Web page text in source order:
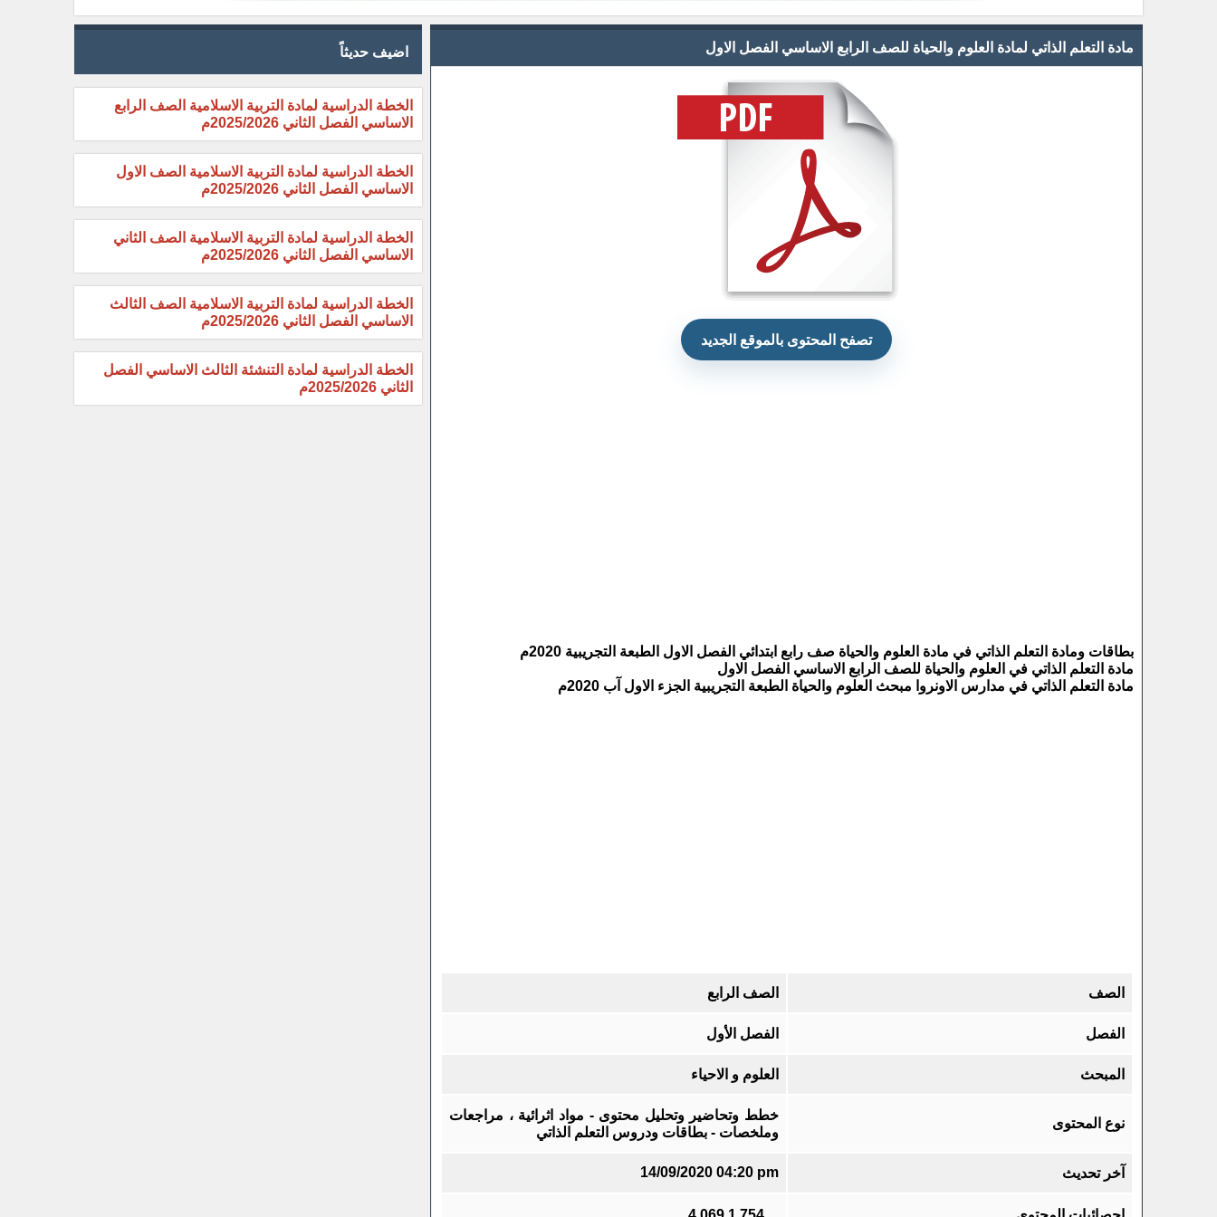
مادة التعلم الذاتي لمادة العلوم والحياة للصف الرابع الاساسي الفصل الاول
تصفح المحتوى بالموقع الجديد
بطاقات ومادة التعلم الذاتي في مادة العلوم والحياة صف رابع ابتدائي الفصل الاول الطبعة التجريبية 2020م
مادة التعلم الذاتي في العلوم والحياة للصف الرابع الاساسي الفصل الاول
مادة التعلم الذاتي في مدارس الاونروا مبحث العلوم والحياة الطبعة التجريبية الجزء الاول آب 2020م
الصف الصف الرابع
الفصل الفصل الأول
المبحث العلوم و الاحياء
نوع المحتوى
خطط وتحاضير وتحليل محتوى - مواد اثرائية ، مراجعات
وملخصات - بطاقات ودروس التعلم الذاتي
آخر تحديث 14/09/2020 04:20 pm
اضيف حديثاً
الخطة الدراسية لمادة التربية الاسلامية الصف الرابع
الاساسي الفصل الثاني 2025/2026م
الخطة الدراسية لمادة التربية الاسلامية الصف الاول
الاساسي الفصل الثاني 2025/2026م
الخطة الدراسية لمادة التربية الاسلامية الصف الثاني
الاساسي الفصل الثاني 2025/2026م
الخطة الدراسية لمادة التربية الاسلامية الصف الثالث
الاساسي الفصل الثاني 2025/2026م
الخطة الدراسية لمادة التنشئة الثالث الاساسي الفصل
الثاني 2025/2026م